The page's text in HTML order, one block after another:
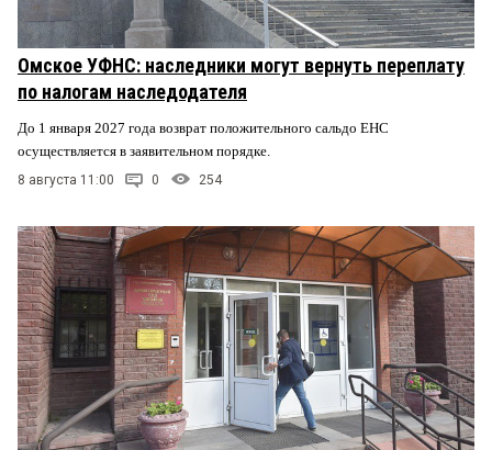
Омское УФНС: наследники могут вернуть переплату
по налогам наследодателя
До 1 января 2027 года возврат положительного сальдо ЕНС
осуществляется в заявительном порядке.
8 августа 11:00 0 254